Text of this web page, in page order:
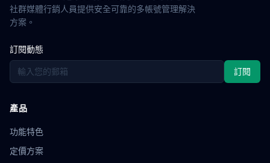
社群媒體行銷人員提供安全可靠的多帳號管理解決
方案。
訂閱動態
訂閱
產品
功能特色
定價方案